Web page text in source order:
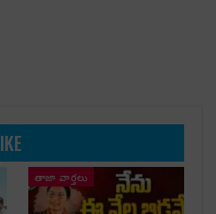
తాజా వార్తలు